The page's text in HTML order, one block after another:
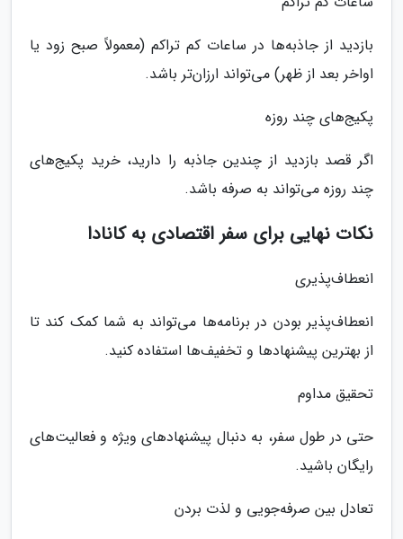
بازدید از جاذبه‌ها در ساعات کم تراکم (معمولاً صبح زود یا
اواخر بعد از ظهر) می‌تواند ارزان‌تر باشد.
پکیج‌های چند روزه
اگر قصد بازدید از چندین جاذبه را دارید، خرید پکیج‌های
چند روزه می‌تواند به صرفه باشد.
نکات نهایی برای سفر اقتصادی به کانادا
انعطاف‌پذیری
انعطاف‌پذیر بودن در برنامه‌ها می‌تواند به شما کمک کند تا
از بهترین پیشنهادها و تخفیف‌ها استفاده کنید.
تحقیق مداوم
حتی در طول سفر، به دنبال پیشنهادهای ویژه و فعالیت‌های
رایگان باشید.
تعادل بین صرفه‌جویی و لذت بردن